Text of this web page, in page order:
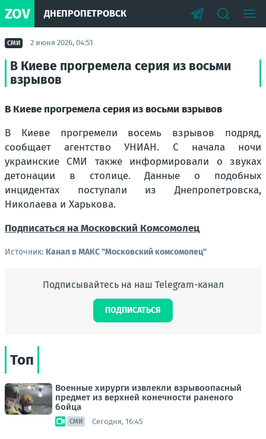
ZOV ДНЕПРОПЕТРОВСК
СМИ 2 июня 2026, 04:51
В Киеве прогремела серия из восьми
взрывов
В Киеве прогремела серия из восьми взрывов
В Киеве прогремели восемь взрывов подряд,
сообщает агентство УНИАН. С начала ночи
украинские СМИ также информировали о звуках
детонации в столице. Данные о подобных
инцидентах поступали из Днепропетровска,
Николаева и Харькова.
Подписаться на Московский Комсомолец
Источник: Канал в МАКС "Московский комсомолец"
Подписывайтесь на наш Telegram-канал
ПОДПИСАТЬСЯ
Топ
Военные хирурги извлекли взрывоопасный
предмет из верхней конечности раненого
бойца
СМИ Сегодня, 16:45